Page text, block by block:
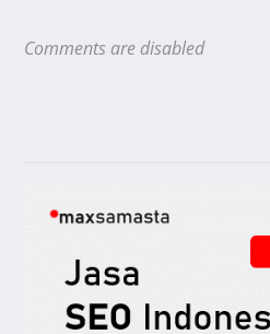
Comments are disabled